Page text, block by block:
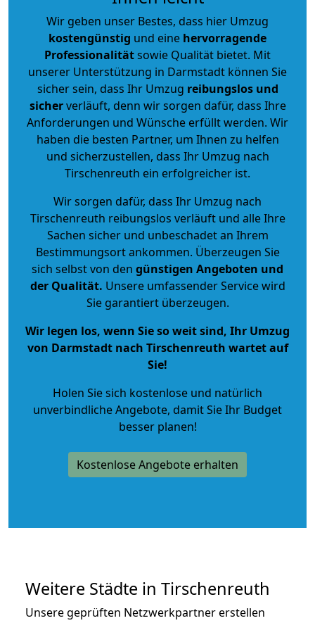
Wir geben unser Bestes, dass hier Umzug
kostengünstig und eine hervorragende
Professionalitätsowie Qualität bietet. Mit
unserer Unterstützung in Darmstadt können Sie
sicher sein, dass Ihr Umzug reibungslos und
sicherverläuft, denn wir sorgen dafür, dass Ihre
Anforderungen und Wünsche erfüllt werden. Wir
haben die besten Partner, um Ihnen zu helfen
und sicherzustellen, dass Ihr Umzug nach
Tirschenreuth ein erfolgreicher ist.
Wir sorgen dafür, dass Ihr Umzug nach
Tirschenreuth reibungslos verläuft und alle Ihre
Sachen sicher und unbeschadet an Ihrem
Bestimmungsort ankommen. Überzeugen Sie
sich selbst von den günstigen Angeboten und
der Qualität. Unsere umfassender Service wird
Sie garantiert überzeugen.
Wir legen los, wenn Sie so weit sind, Ihr Umzug
von Darmstadt nach Tirschenreuth wartet auf
Sie!
Holen Sie sich kostenlose und natürlich
unverbindliche Angebote, damit Sie Ihr Budget
besser planen!
Kostenlose Angebote erhalten
Weitere Städte in Tirschenreuth
Unsere geprüften Netzwerkpartner erstellen